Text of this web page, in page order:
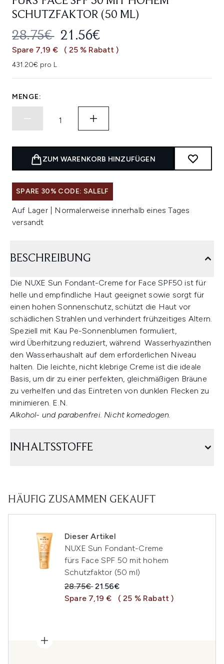
SCHUTZFAKTOR (50 ML)
UNVERBINDLICHE
28.75€ AKTUELLER PREIS:
21.56€
Spare 7,19 € ( 25 % Rabatt )
431.20€ pro L
MENGE:
ZUM WARENKORB HINZUFÜGEN
SPARE 30% CODE: SALELF
Auf Lager | Normalerweise innerhalb eines Tages
versandt
BESCHREIBUNG
Die NUXE Sun Fondant-Creme for Face SPF50 ist für
helle und empfindliche Haut geeignet sowie sorgt für
einen hohen Sonnenschutz, schützt die Haut vor
schädlichen Strahlen und verhindert frühzeitiges Altern.
Speziell mit Kau Pe-Sonnenblumen formuliert,
wird Überhitzung reduziert, während Wasserhyazinthen
den Wasserhaushalt auf dem erforderlichen Niveau
halten. Die leichte, nicht klebrige Creme ist die ideale
Basis, um dir zu einer perfekten, gleichmäßigen Bräune
zu verhelfen und das Eintreten von dunklen Flecken zu
minimieren. E.N.
Alkohol- und parabenfrei. Nicht komedogen.
INHALTSSTOFFE
HÄUFIG ZUSAMMEN GEKAUFT
Dieser Artikel
NUXE Sun Fondant-Creme
fürs Face SPF 50 mit hohem
Schutzfaktor (50 ml)
Unverbindliche Preisempfehlung:
28.75€Aktueller Preis:
21.56€
Spare 7,19 €
( 25 % Rabatt )